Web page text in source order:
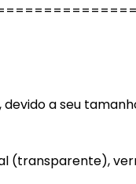
a seu
(transparente),